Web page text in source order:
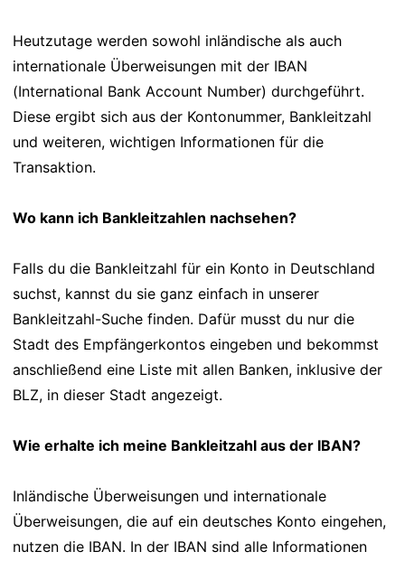
Heutzutage werden sowohl inländische als auch
internationale Überweisungen mit der IBAN
(International Bank Account Number) durchgeführt.
Diese ergibt sich aus der Kontonummer, Bankleitzahl
und weiteren, wichtigen Informationen für die
Transaktion.
Wo kann ich Bankleitzahlen nachsehen?
Falls du die Bankleitzahl für ein Konto in Deutschland
suchst, kannst du sie ganz einfach in unserer
Bankleitzahl-Suche finden. Dafür musst du nur die
Stadt des Empfängerkontos eingeben und bekommst
anschließend eine Liste mit allen Banken, inklusive der
BLZ, in dieser Stadt angezeigt.
Wie erhalte ich meine Bankleitzahl aus der IBAN?
Inländische Überweisungen und internationale
Überweisungen, die auf ein deutsches Konto eingehen,
nutzen die IBAN. In der IBAN sind alle Informationen